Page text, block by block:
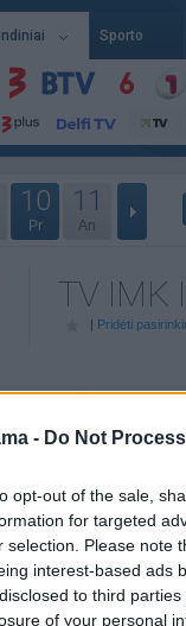
- Do Not
opt-out of the sale,
for targeted
selection. Please note
interest-based ads
to third
of your personal
Sporto
10
Pr
11
An
TV IMK
| Pridėti
07:00
08:00
09:00
10:00